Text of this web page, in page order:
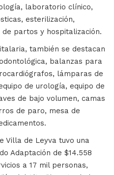
laboratorio clínico,
esterilización,
partos y hospitalización.
también se destacan
balanzas para
lámparas de
de urología, equipo de
de bajo volumen, camas
de paro, mesa de
Villa de Leyva tuvo una
Adaptación de $14.558
a 17 mil personas,